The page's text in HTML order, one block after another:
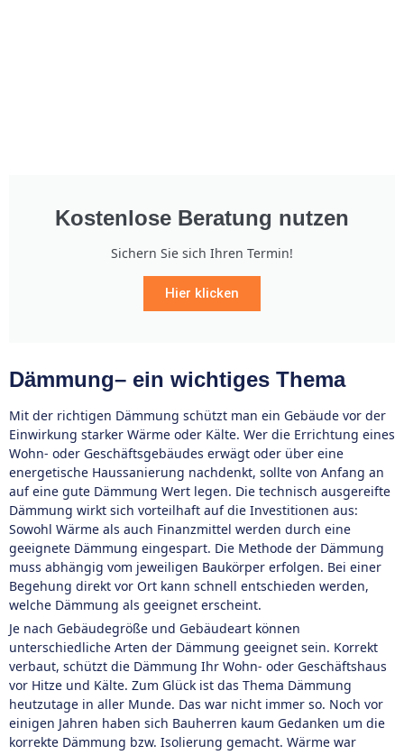
Kostenlose Beratung nutzen
Sichern Sie sich Ihren Termin!
Hier klicken
Dämmung– ein wichtiges Thema
Mit der richtigen Dämmung schützt man ein Gebäude vor der
Einwirkung starker Wärme oder Kälte. Wer die Errichtung eines
Wohn- oder Geschäftsgebäudes erwägt oder über eine
energetische Haussanierung nachdenkt, sollte von Anfang an
auf eine gute Dämmung Wert legen. Die technisch ausgereifte
Dämmung wirkt sich vorteilhaft auf die Investitionen aus:
Sowohl Wärme als auch Finanzmittel werden durch eine
geeignete Dämmung eingespart. Die Methode der Dämmung
muss abhängig vom jeweiligen Baukörper erfolgen. Bei einer
Begehung direkt vor Ort kann schnell entschieden werden,
welche Dämmung als geeignet erscheint.
Je nach Gebäudegröße und Gebäudeart können
unterschiedliche Arten der Dämmung geeignet sein. Korrekt
verbaut, schützt die Dämmung Ihr Wohn- oder Geschäftshaus
vor Hitze und Kälte. Zum Glück ist das Thema Dämmung
heutzutage in aller Munde. Das war nicht immer so. Noch vor
einigen Jahren haben sich Bauherren kaum Gedanken um die
korrekte Dämmung bzw. Isolierung gemacht. Wärme war